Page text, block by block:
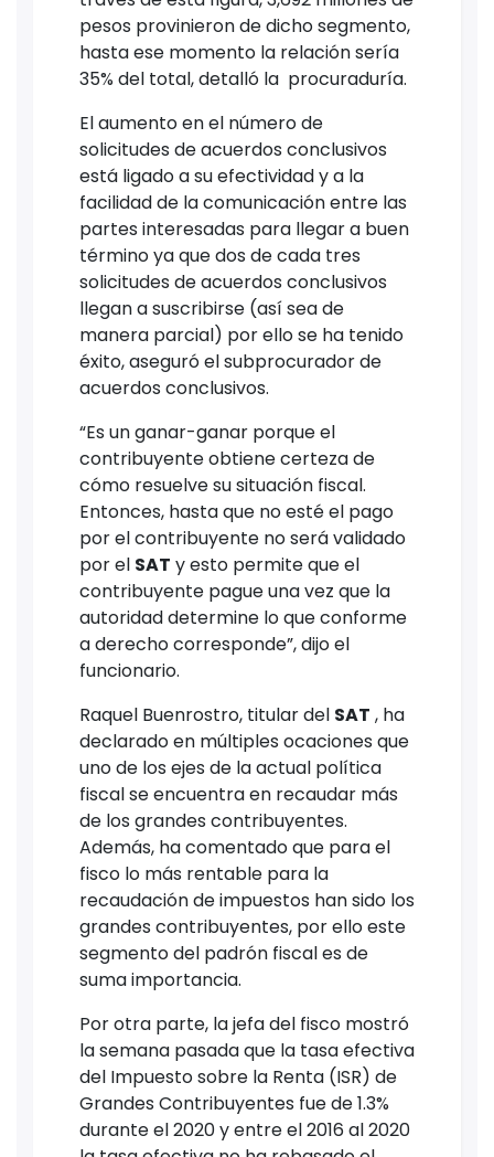
pesos provinieron de dicho segmento,
hasta ese momento la relación sería
35% del total, detalló la procuraduría.
El aumento en el número de
solicitudes de acuerdos conclusivos
está ligado a su efectividad y a la
facilidad de la comunicación entre las
partes interesadas para llegar a buen
término ya que dos de cada tres
solicitudes de acuerdos conclusivos
llegan a suscribirse (así sea de
manera parcial) por ello se ha tenido
éxito, aseguró el subprocurador de
acuerdos conclusivos.
“Es un ganar-ganar porque el
contribuyente obtiene certeza de
cómo resuelve su situación fiscal.
Entonces, hasta que no esté el pago
por el contribuyente no será validado
por el SAT y esto permite que el
contribuyente pague una vez que la
autoridad determine lo que conforme
a derecho corresponde”, dijo el
funcionario.
Raquel Buenrostro, titular del SAT , ha
declarado en múltiples ocaciones que
uno de los ejes de la actual política
fiscal se encuentra en recaudar más
de los grandes contribuyentes.
Además, ha comentado que para el
fisco lo más rentable para la
recaudación de impuestos han sido los
grandes contribuyentes, por ello este
segmento del padrón fiscal es de
suma importancia.
Por otra parte, la jefa del fisco mostró
la semana pasada que la tasa efectiva
del Impuesto sobre la Renta (ISR) de
Grandes Contribuyentes fue de 1.3%
durante el 2020 y entre el 2016 al 2020